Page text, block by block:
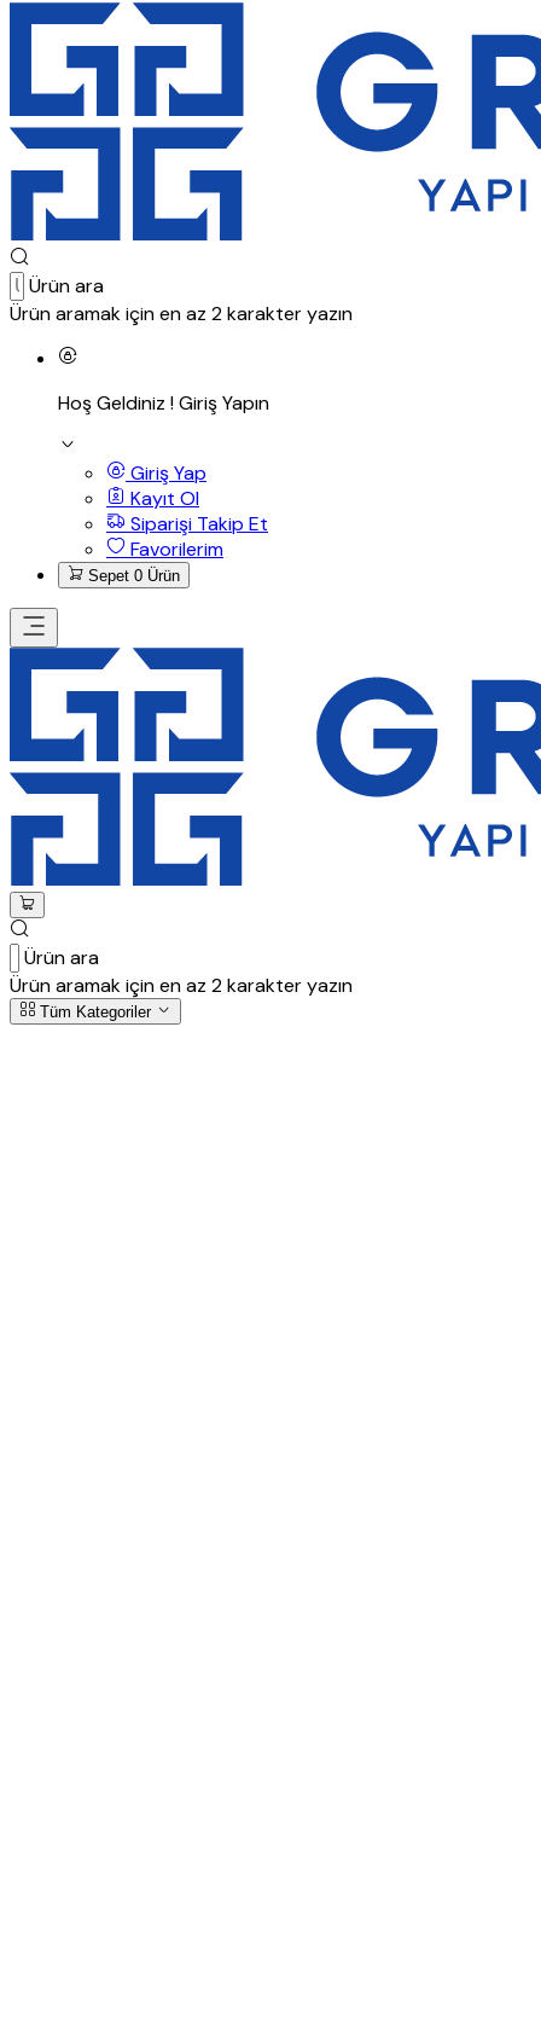
Ürün ara
Ürün aramak için en az 2 karakter yazın
Hoş Geldiniz !Giriş Yapın
Giriş Yap
Kayıt Ol
Siparişi Takip Et
Favorilerim
Sepet 0 Ürün
Ürün ara
Ürün aramak için en az 2 karakter yazın
Tüm Kategoriler